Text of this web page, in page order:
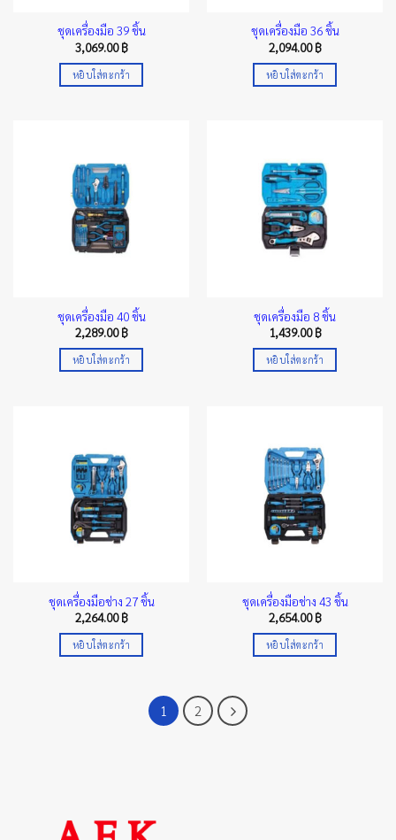
ชุดเครื่องมือ 39 ชิ้น
3,069.00฿
หยิบใส่ตะกร้า
ชุดเครื่องมือ 36 ชิ้น
2,094.00฿
หยิบใส่ตะกร้า
ชุดเครื่องมือ 40 ชิ้น
2,289.00฿
หยิบใส่ตะกร้า
ชุดเครื่องมือ 8 ชิ้น
1,439.00฿
หยิบใส่ตะกร้า
ชุดเครื่องมือช่าง 27 ชิ้น
2,264.00฿
หยิบใส่ตะกร้า
ชุดเครื่องมือช่าง 43 ชิ้น
2,654.00฿
หยิบใส่ตะกร้า
1 2